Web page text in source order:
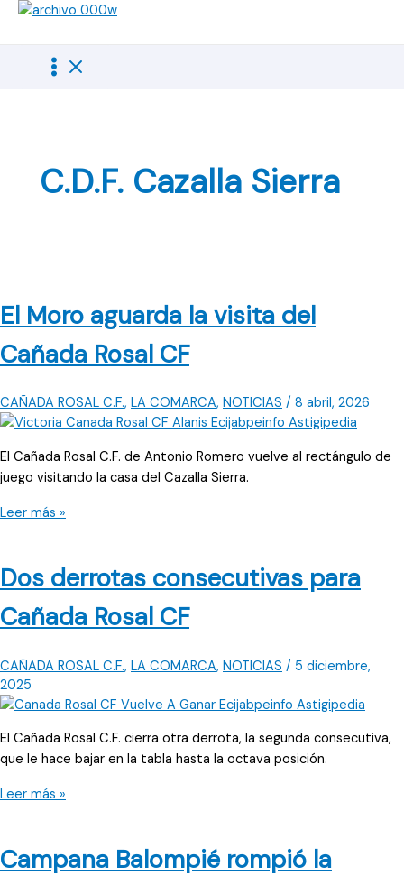
C.D.F. Cazalla Sierra
El Moro aguarda la visita del
Cañada Rosal CF
CAÑADA ROSAL C.F., LA COMARCA, NOTICIAS / 8 abril, 2026
El Cañada Rosal C.F. de Antonio Romero vuelve al rectángulo de
juego visitando la casa del Cazalla Sierra.
El
la
visita
del
Rosal
CF
Leer más »
Dos derrotas consecutivas para
Cañada Rosal CF
CAÑADA ROSAL C.F., LA COMARCA, NOTICIAS / 5 diciembre,
2025
El Cañada Rosal C.F. cierra otra derrota, la segunda consecutiva,
que le hace bajar en la tabla hasta la octava posición.
Dos
para
Leer más »
Campana Balompié rompió la